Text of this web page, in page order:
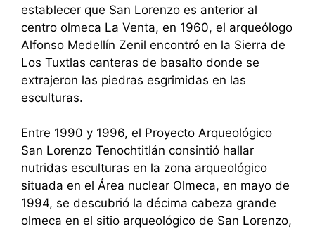
establecer que San Lorenzo es anterior al
centro olmeca La Venta, en 1960, el arqueólogo
Alfonso Medellín Zenil encontró en la Sierra de
Los Tuxtlas canteras de basalto donde se
extrajeron las piedras esgrimidas en las
esculturas.
Entre 1990 y 1996, el Proyecto Arqueológico
San Lorenzo Tenochtitlán consintió hallar
nutridas esculturas en la zona arqueológico
situada en el Área nuclear Olmeca, en mayo de
1994, se descubrió la décima cabeza grande
olmeca en el sitio arqueológico de San Lorenzo,